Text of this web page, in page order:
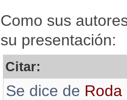
Como sus
su presentación:
Citar:
Se dice de